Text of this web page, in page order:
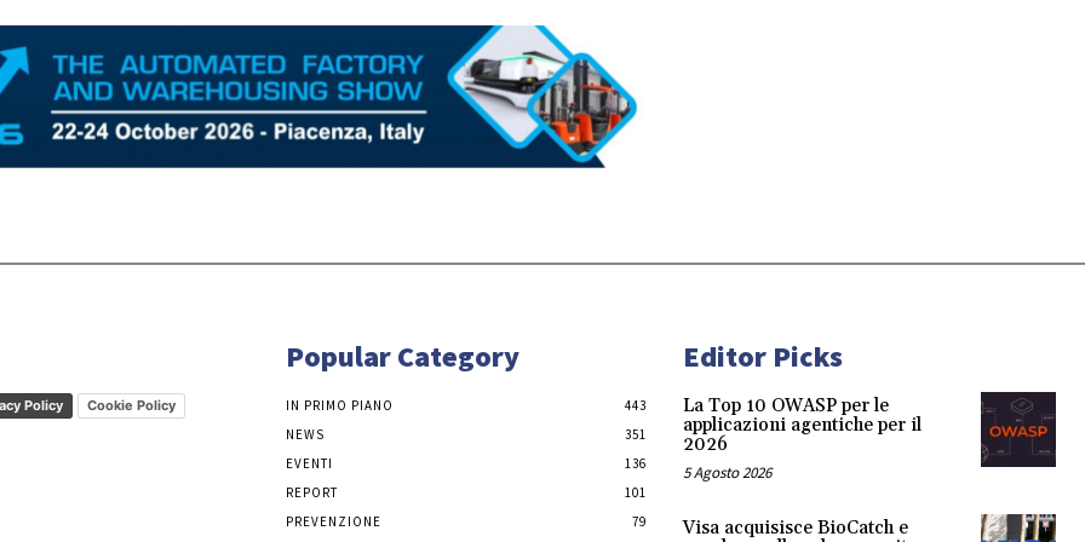
Policy Cookie Policy
Popular Category
IN PRIMO PIANO
443
NEWS
351
EVENTI
136
REPORT
101
PREVENZIONE
79
Editor Picks
La Top 10 OWASP per le
applicazioni agentiche per il
2026
5 Agosto 2026
Visa acquisisce BioCatch e